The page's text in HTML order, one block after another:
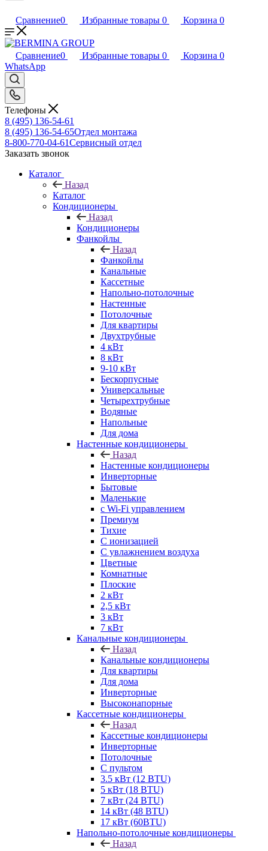
Сравнение0 Избранные товары 0 Корзина 0
Сравнение0 Избранные товары 0 Корзина 0
WhatsApp
Телефоны
8 (495) 136-54-61
8 (495) 136-54-65Отдел монтажа
8-800-770-04-61Сервисный отдел
Заказать звонок
Каталог
Назад
Каталог
Кондиционеры
Назад
Кондиционеры
Фанкойлы
Назад
Фанкойлы
Канальные
Кассетные
Напольно-потолочные
Настенные
Потолочные
Для квартиры
Двухтрубные
4 кВт
8 кВт
9-10 кВт
Бескорпусные
Универсальные
Четырехтрубные
Водяные
Напольные
Для дома
Настенные кондиционеры
Назад
Настенные кондиционеры
Инверторные
Бытовые
Маленькие
с Wi-Fi управлением
Премиум
Тихие
С ионизацией
С увлажнением воздуха
Цветные
Комнатные
Плоские
2 кВт
2,5 кВт
3 кВт
7 кВт
Канальные кондиционеры
Назад
Канальные кондиционеры
Для квартиры
Для дома
Инверторные
Высоконапорные
Кассетные кондиционеры
Назад
Кассетные кондиционеры
Инверторные
Потолочные
С пультом
3.5 кВт (12 BTU)
5 кВт (18 BTU)
7 кВт (24 BTU)
14 кВт (48 BTU)
17 кВт (60BTU)
Напольно-потолочные кондиционеры
Назад